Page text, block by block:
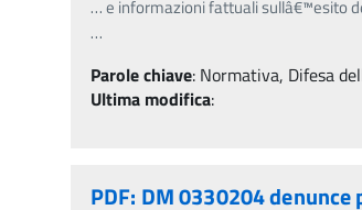
…e informazioni fattuali sullâ€™esito
…
Parole chiave: Normativa, Difesa
Ultima modifica:
PDF: DM 0330204